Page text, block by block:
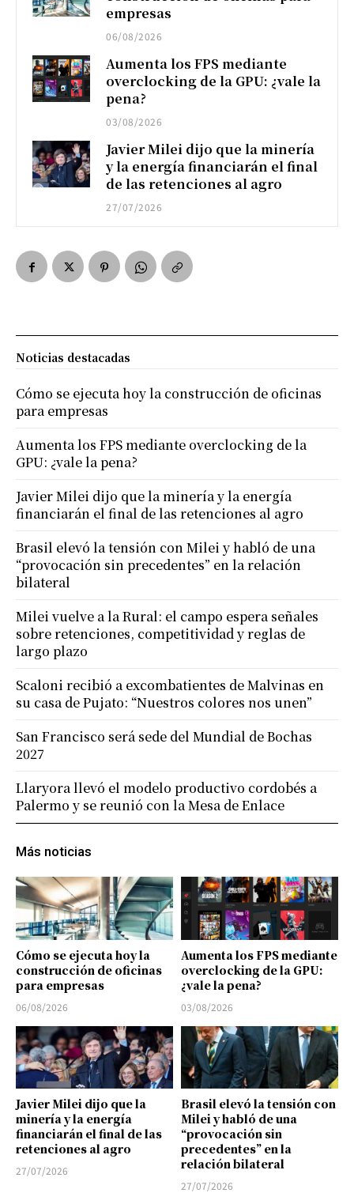
empresas
06/08/2026
Aumenta los FPS mediante
overclocking de la GPU: ¿vale la
pena?
03/08/2026
Javier Milei dijo que la minería
y la energía financiarán el final
de las retenciones al agro
27/07/2026
Más noticias
Cómo se ejecuta hoy la
construcción de oficinas
para empresas
06/08/2026
Aumenta los FPS mediante
overclocking de la GPU:
¿vale la pena?
03/08/2026
Javier Milei dijo que la
minería y la energía
financiarán el final de las
retenciones al agro
27/07/2026
Brasil elevó la tensión con
Milei y habló de una
“provocación sin
precedentes” en la
relación bilateral
27/07/2026
Noticias destacadas
Cómo se ejecuta hoy la construcción de oficinas
para empresas
Aumenta los FPS mediante overclocking de la
GPU: ¿vale la pena?
Javier Milei dijo que la minería y la energía
financiarán el final de las retenciones al agro
Brasil elevó la tensión con Milei y habló de una
“provocación sin precedentes” en la relación
bilateral
Milei vuelve a la Rural: el campo espera señales
sobre retenciones, competitividad y reglas de
largo plazo
Scaloni recibió a excombatientes de Malvinas en
su casa de Pujato: “Nuestros colores nos unen”
San Francisco será sede del Mundial de Bochas
2027
Llaryora llevó el modelo productivo cordobés a
Palermo y se reunió con la Mesa de Enlace